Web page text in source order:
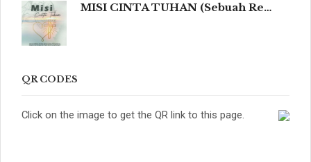
MISI CINTA TUHAN (Sebuah Refleksi Teologis dalam Cahaya Kidung Agung, Magisterium Gereja, dan Tradisi Katolik yang Mengalir dalam Keindahan Budaya serta Spiritualitas Mendalam yang Menyentuh dan Meneguhkan Hati Beriman.)
QR CODES
Click on the image to get the QR link to this page.